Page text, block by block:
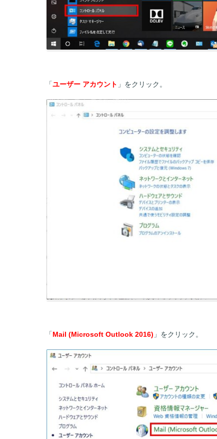
「ユーザー アカウント 」をクリック。
「Mail (Microsoft Outlook 2016) 」をクリック。